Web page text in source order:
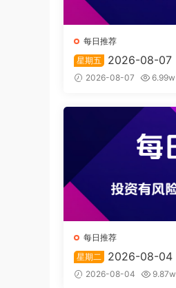
每日推荐
星期五
2026-08-07
2026-08-07 6.99w
每日推荐
星期二
2026-08-04
2026-08-04 9.87w